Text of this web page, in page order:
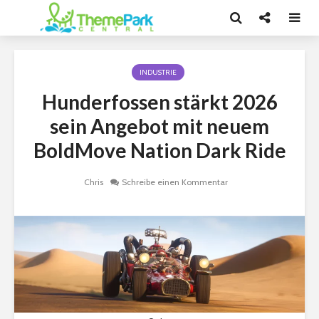
INDUSTRIE
Hunderfossen stärkt 2026
sein Angebot mit neuem
BoldMove Nation Dark Ride
Chris Schreibe einen Kommentar